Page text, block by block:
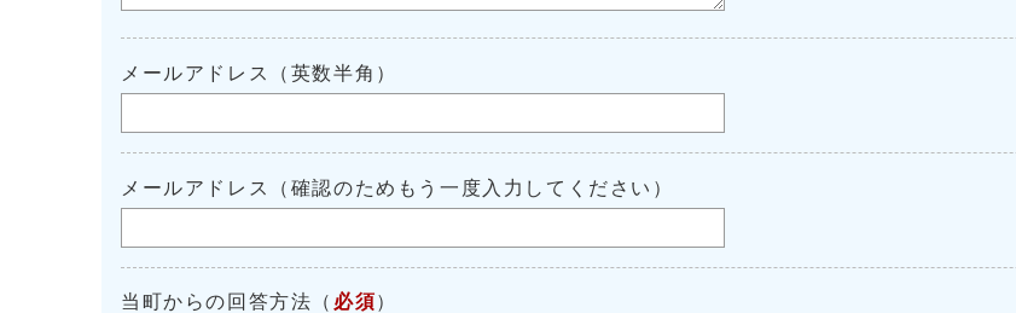
メールアドレス（英数半角）
メールアドレス（確認のためもう一度入力してください）
当町からの回答方法 （ 必須）